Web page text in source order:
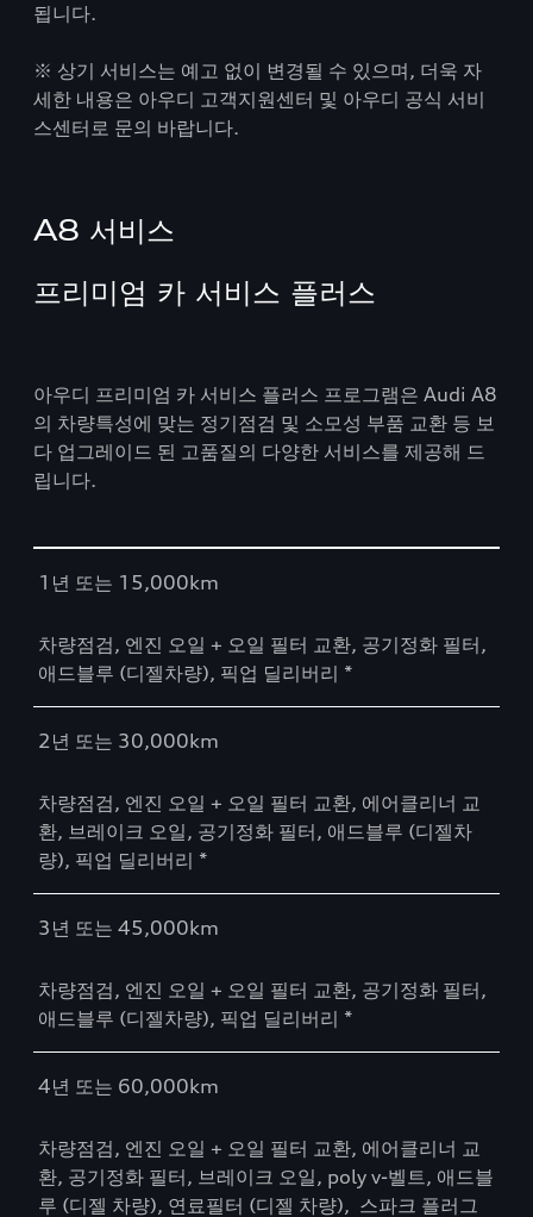
됩니다.
※ 상기 서비스는 예고 없이 변경될 수 있으며, 더욱 자
세한 내용은 아우디 고객지원센터 및 아우디 공식 서비
스센터로 문의 바랍니다.
A8 서비스
프리미엄 카 서비스 플러스
아우디 프리미엄 카 서비스 플러스 프로그램은 Audi A8
의 차량특성에 맞는 정기점검 및 소모성 부품 교환 등 보
다 업그레이드 된 고품질의 다양한 서비스를 제공해 드
립니다.
1년 또는 15,000km
차량점검, 엔진 오일 + 오일 필터 교환, 공기정화 필터,
애드블루 (디젤차량), 픽업 딜리버리 *
2년 또는 30,000km
차량점검, 엔진 오일 + 오일 필터 교환, 에어클리너 교
환, 브레이크 오일, 공기정화 필터, 애드블루 (디젤차
량), 픽업 딜리버리 *
3년 또는 45,000km
차량점검, 엔진 오일 + 오일 필터 교환, 공기정화 필터,
애드블루 (디젤차량), 픽업 딜리버리 *
4년 또는 60,000km
차량점검, 엔진 오일 + 오일 필터 교환, 에어클리너 교
환, 공기정화 필터, 브레이크 오일, poly v-벨트, 애드블
루 (디젤 차량), 연료필터 (디젤 차량), 스파크 플러그